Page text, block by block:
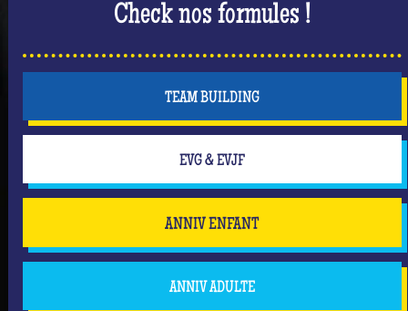
Check nos formules !
TEAM BUILDING
EVG & EVJF
ANNIV ENFANT
ANNIV ADULTE